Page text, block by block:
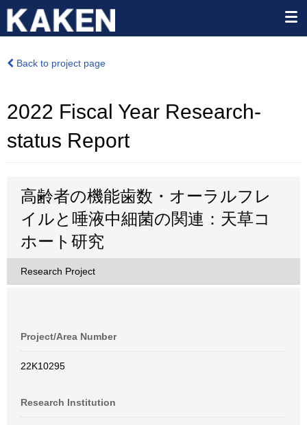
Back to project page
2022 Fiscal Year Research-
status Report
高齢者の機能歯数・オーラルフレ
イルと唾液中細菌の関連：天草コ
ホート研究
Research Project
Project/Area Number
22K10295
Research Institution